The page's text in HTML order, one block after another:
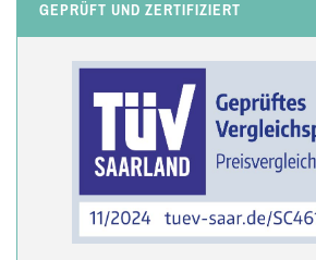
GEPRÜFT UND ZERTIFIZIERT